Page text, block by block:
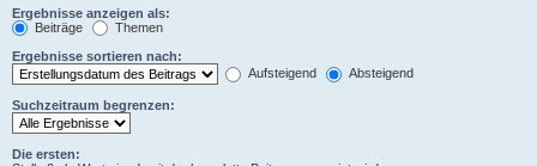
Ergebnisse anzeigen als:
Beiträge
Themen
Ergebnisse sortieren nach:
Aufsteigend
Absteigend
Suchzeitraum begrenzen:
Die ersten: